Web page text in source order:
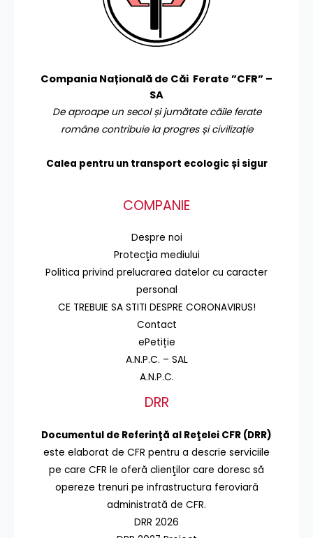
Compania Națională de Căi Ferate ”CFR” –
SA
De aproape un secol și jumătate căile ferate
române contribuie la progres și civilizație
Calea pentru un transport ecologic și sigur
COMPANIE
Despre noi
Protecţia mediului
Politica privind prelucrarea datelor cu caracter
personal
CE TREBUIE SA STITI DESPRE CORONAVIRUS!
Contact
ePetiție
A.N.P.C. – SAL
A.N.P.C.
DRR
Documentul de Referinţă al Reţelei CFR (DRR)
este elaborat de CFR pentru a descrie serviciile
pe care CFR le oferă clienţilor care doresc să
opereze trenuri pe infrastructura feroviară
administrată de CFR.
DRR 2026